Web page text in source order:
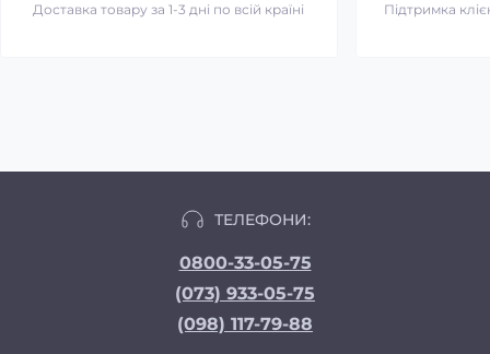
Доставка товару за 1-3 дні по всій країні Підтримка
ТЕЛЕФОНИ:
0800-33-05-75
(073) 933-05-75
(098) 117-79-88